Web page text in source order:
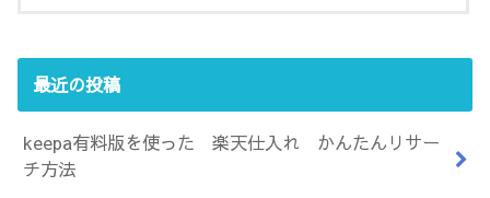
最近の投稿
keepa有料版を使った 楽天仕入れ かんたんリサー
チ方法